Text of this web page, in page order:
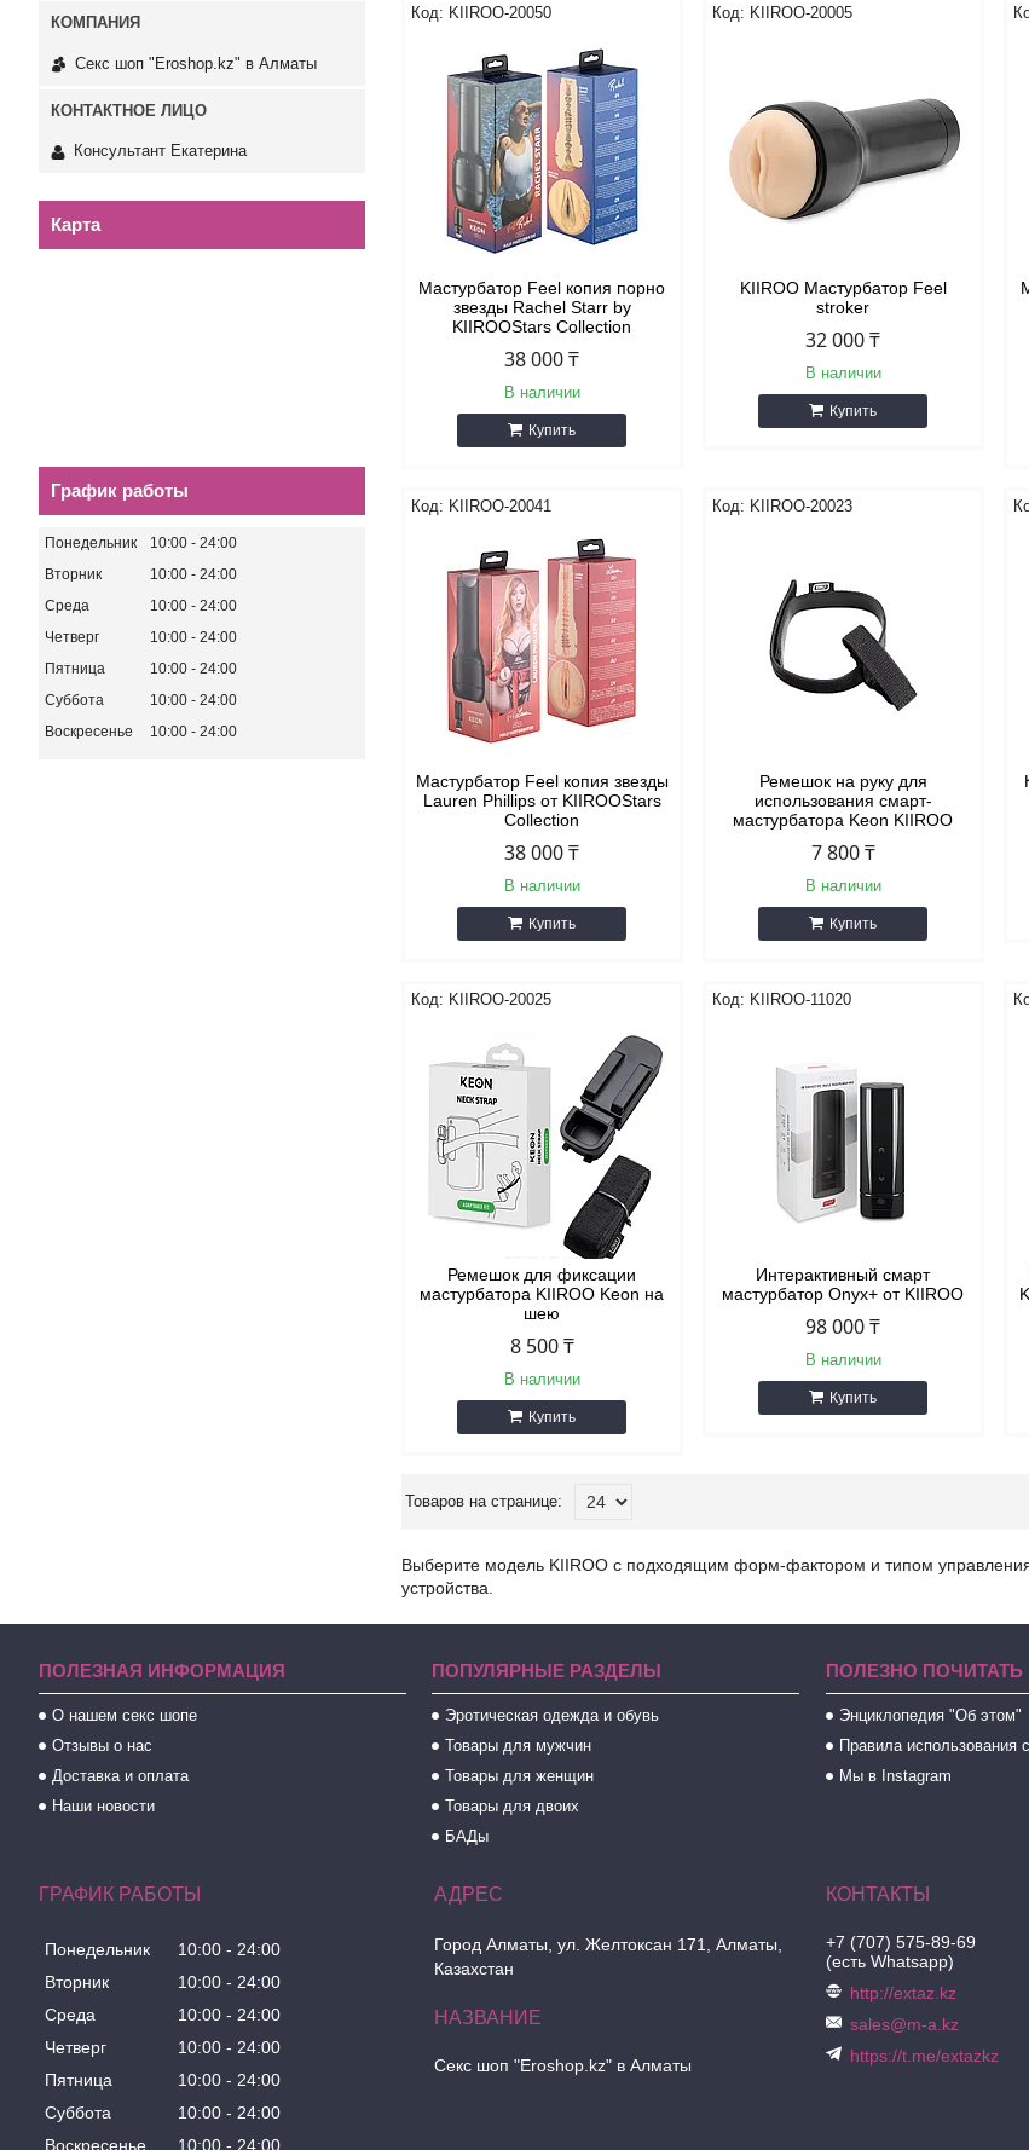
KIIROO-20050
Мастурбатор Feel копия порно
звезды Rachel Starr by
KIIROOStars Collection
38 000 ₸
В наличии
Купить
KIIROO-20005
KIIROO Мастурбатор Feel
stroker
32 000 ₸
В наличии
Купить
KIIROO-20041
Мастурбатор Feel копия звезды
Lauren Phillips от KIIROOStars
Collection
38 000 ₸
В наличии
Купить
KIIROO-20023
Ремешок на руку для
использования смарт-
мастурбатора Keon KIIROO
7 800 ₸
В наличии
Купить
KIIROO-20025
Ремешок для фиксации
мастурбатора KIIROO Keon на
шею
8 500 ₸
В наличии
Купить
KIIROO-11020
Интерактивный смарт
мастурбатор Onyx+ от KIIROO
98 000 ₸
В наличии
Купить
Выберите модель KIIROO с подходящим форм-фактором и типом
устройства.
Секс шоп "Eroshop.kz" в Алматы
Консультант Екатерина
Карта
График работы
Понедельник 10:00
24:00
Вторник
10:00
24:00
Среда
10:00
24:00
Четверг
10:00
24:00
Пятница
10:00
24:00
Суббота
10:00
24:00
Воскресенье
10:00 24:00
ПОЛЕЗНАЯ ИНФОРМАЦИЯ
О нашем секс шопе
Отзывы о нас
Доставка и оплата
Наши новости
ПОПУЛЯРНЫЕ РАЗДЕЛЫ
Эротическая одежда и обувь
Товары для мужчин
Товары для женщин
Товары для двоих
БАДы
ПОЛЕЗНО ПОЧИТАТЬ
Энциклопедия "Об этом"
Правила использования
Мы в Instagram
ГРАФИК РАБОТЫ
Понедельник 10:00
24:00
Вторник
10:00
24:00
Среда
10:00
24:00
Четверг
10:00
24:00
Пятница
10:00
24:00
Суббота
10:00
24:00
Воскресенье
10:00 24:00
Город Алматы, ул. Желтоксан 171, Алматы,
Казахстан
Секс шоп "Eroshop.kz" в Алматы
+7 (707) 575-89-69
(есть Whatsapp)
http://extaz.kz
sales@m-a.kz
https://t.me/extazkz